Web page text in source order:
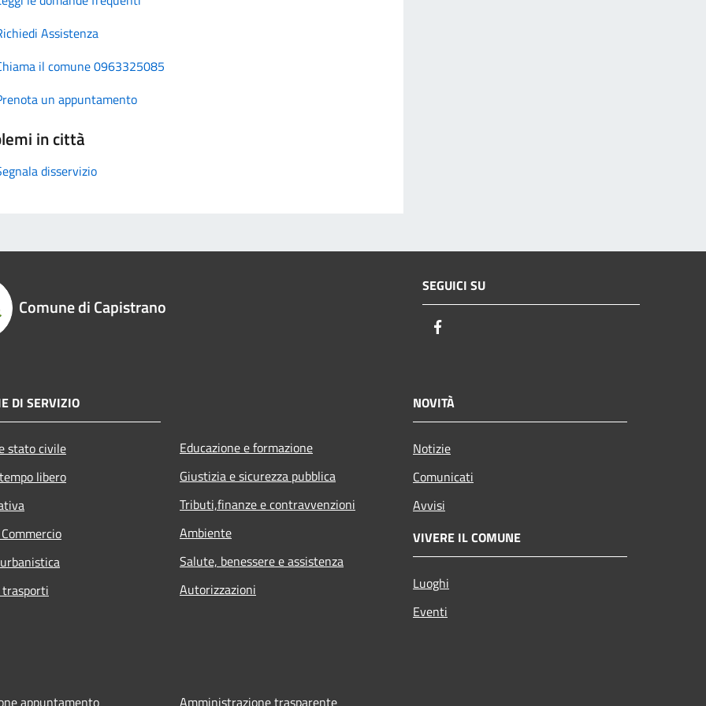
Assistenza
il comune 0963325085
un appuntamento
in città
disservizio
Comune di Capistrano
SEGUICI SU
DI SERVIZIO
stato civile
libero
Educazione e formazione
Giustizia e sicurezza pubblica
Tributi,finanze e contravvenzioni
Ambiente
Salute, benessere e assistenza
Autorizzazioni
NOVITÀ
Notizie
Comunicati
Avvisi
VIVERE IL COMUNE
Luoghi
Eventi
appuntamento Amministrazione trasparente